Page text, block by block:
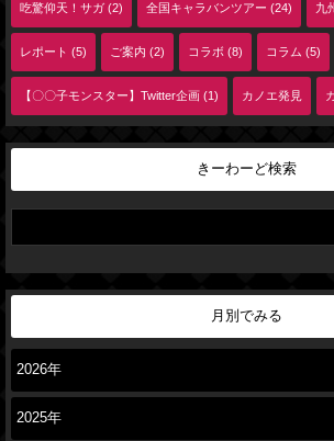
吃驚仰天！サガ (2) 全国キャラバンツアー (24) 九
レポート (5) ご案内 (2) コラボ (8) コラム (5)
【〇〇子モンスター】Twitter企画 (1) カノエ発見
きーわーど検索
月別でみる
2026年
2025年